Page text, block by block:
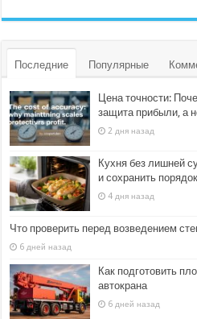
Последние Популярные
Цена точности:
защита прибыли, а
2 дня назад
Кухня без лишней
и сохранить порядок
4 дня назад
Что проверить перед возведением
6 дней назад
Как подготовить
автокрана
6 дней назад